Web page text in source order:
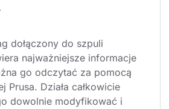
dołączony do szpuli
najważniejsze informacje
go odczytać za pomocą
Prusa. Działa całkowicie
dowolnie modyfikować i